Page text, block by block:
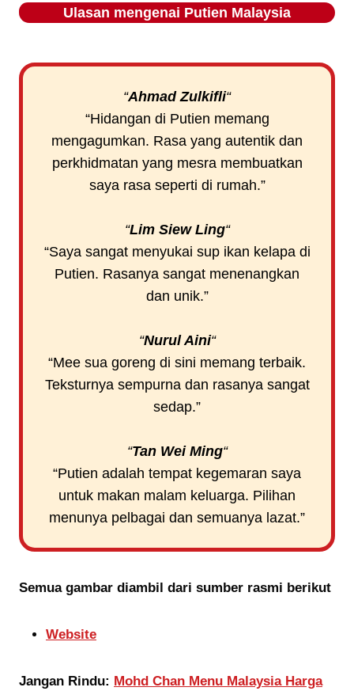
Ulasan mengenai Putien Malaysia
“Ahmad Zulkifli“
“Hidangan di Putien memang
mengagumkan. Rasa yang autentik dan
perkhidmatan yang mesra membuatkan
saya rasa seperti di rumah.”
“Lim Siew Ling“
“Saya sangat menyukai sup ikan kelapa di
Putien. Rasanya sangat menenangkan
dan unik.”
“Nurul Aini“
“Mee sua goreng di sini memang terbaik.
Teksturnya sempurna dan rasanya sangat
sedap.”
“Tan Wei Ming“
“Putien adalah tempat kegemaran saya
untuk makan malam keluarga. Pilihan
menunya pelbagai dan semuanya lazat.”
Semua gambar diambil dari sumber rasmi berikut
Website
Jangan Rindu: Mohd Chan Menu Malaysia Harga